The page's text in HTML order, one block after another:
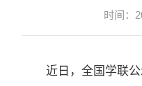
时间：
近日，全国学联